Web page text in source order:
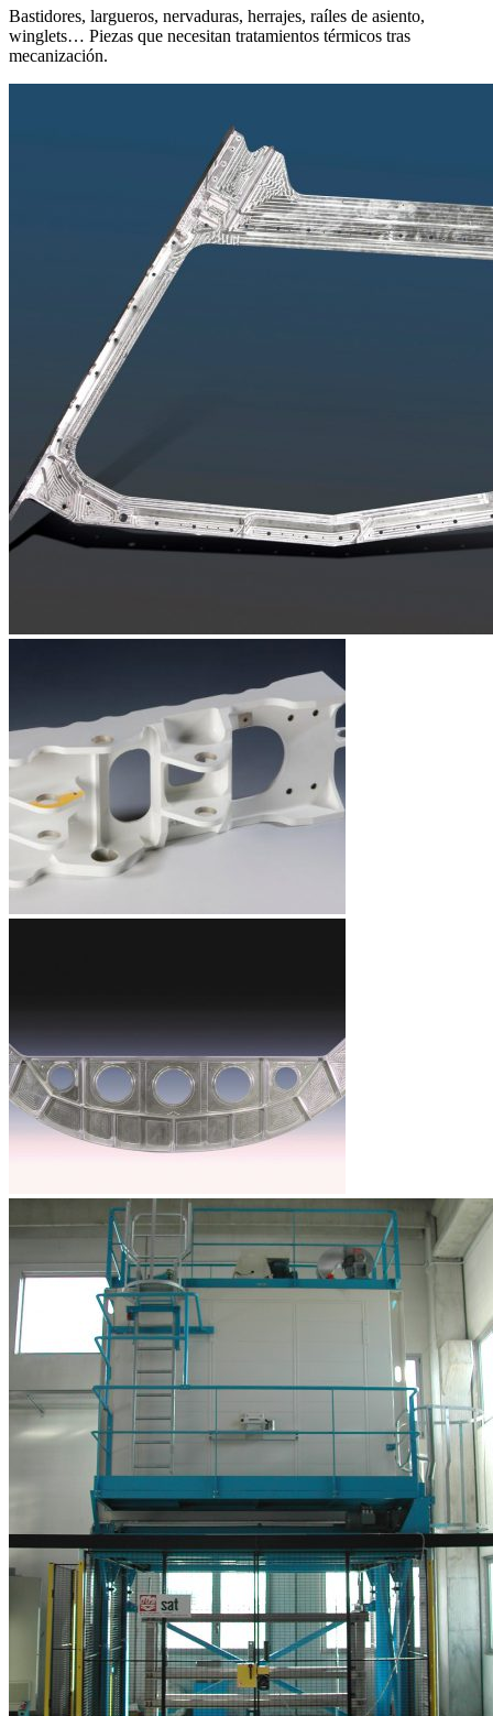
Bastidores, largueros, nervaduras, herrajes, raíles de asiento,
winglets… Piezas que necesitan tratamientos térmicos tras
mecanización.